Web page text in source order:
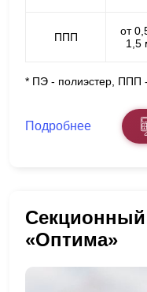
ППП
от
1,5
* ПЭ - полиэстер, ППП
Подробнее
«Оптима»